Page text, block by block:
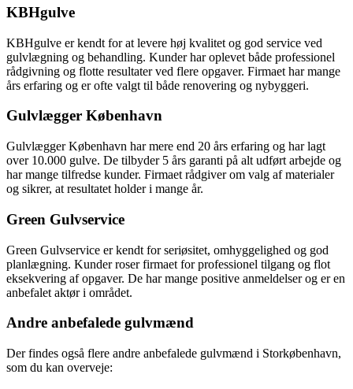
KBHgulve
KBHgulve er kendt for at levere høj kvalitet og god service ved
gulvlægning og behandling. Kunder har oplevet både professionel
rådgivning og flotte resultater ved flere opgaver. Firmaet har mange
års erfaring og er ofte valgt til både renovering og nybyggeri.
Gulvlægger København
Gulvlægger København har mere end 20 års erfaring og har lagt
over 10.000 gulve. De tilbyder 5 års garanti på alt udført arbejde og
har mange tilfredse kunder. Firmaet rådgiver om valg af materialer
og sikrer, at resultatet holder i mange år.
Green Gulvservice
Green Gulvservice er kendt for seriøsitet, omhyggelighed og god
planlægning. Kunder roser firmaet for professionel tilgang og flot
eksekvering af opgaver. De har mange positive anmeldelser og er en
anbefalet aktør i området.
Andre anbefalede gulvmænd
Der findes også flere andre anbefalede gulvmænd i Storkøbenhavn,
som du kan overveje: